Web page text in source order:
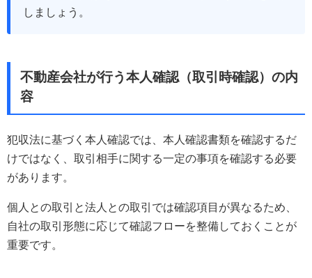
しましょう。
不動産会社が行う本人確認（取引時確認）の内
容
犯収法に基づく本人確認では、本人確認書類を確認するだ
けではなく、取引相手に関する一定の事項を確認する必要
があります。
個人との取引と法人との取引では確認項目が異なるため、
自社の取引形態に応じて確認フローを整備しておくことが
重要です。